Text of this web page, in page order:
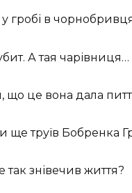
у гробі в
А тая чарівниця…
що це вона дала
ще труїв Бобренка
так знівечив життя?